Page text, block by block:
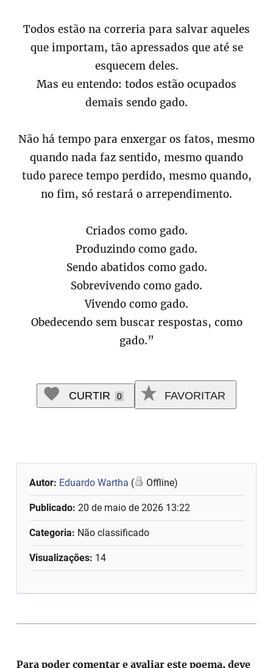
Todos estão na correria para salvar aqueles
que importam, tão apressados que até se
esquecem deles.
Mas eu entendo: todos estão ocupados
demais sendo gado.
Não há tempo para enxergar os fatos, mesmo
quando nada faz sentido, mesmo quando
tudo parece tempo perdido, mesmo quando,
no fim, só restará o arrependimento.
Criados como gado.
Produzindo como gado.
Sendo abatidos como gado.
Sobrevivendo como gado.
Vivendo como gado.
Obedecendo sem buscar respostas, como
gado.”
CURTIR 0 FAVORITAR
Autor: Eduardo Wartha ( Offline)
Publicado:20 de maio de 2026 13:22
Categoria: Não classificado
Visualizações: 14
Para poder comentar e avaliar este poema, deve